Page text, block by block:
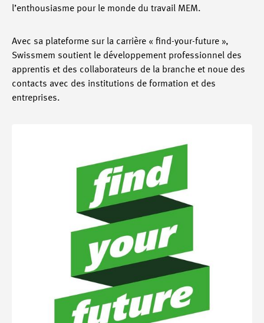
l’enthousiasme pour le monde du travail MEM.
Avec sa plateforme sur la carrière « find-your-future »,
Swissmem soutient le développement professionnel des
apprentis et des collaborateurs de la branche et noue des
contacts avec des institutions de formation et des
entreprises.